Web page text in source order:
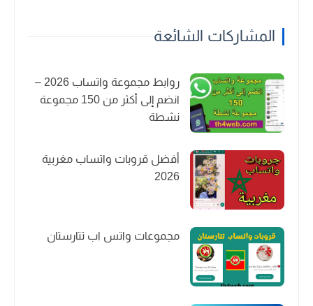
المشاركات الشائعة
روابط مجموعة واتساب 2026 –
انضم إلى أكثر من 150 مجموعة
نشطة
أفضل قروبات واتساب مغربية
2026
مجموعات واتس اب تتارستان